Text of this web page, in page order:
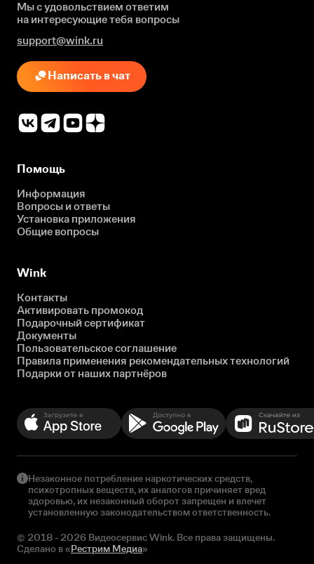
Мы с удовольствием ответим
на интересующиетебя вопросы
support@wink.ru
Написать в чат
Помощь
Информация
Вопросы и ответы
Установка приложения
Общие вопросы
Wink
Контакты
Активировать промокод
Подарочный сертификат
Документы
Пользовательское соглашение
Правила применения рекомендательных технологий
Подарки от наших партнёров
Незаконное потребление наркотических средств,
психотропных веществ, их аналогов причиняет вред
здоровью, их незаконный оборот запрещен и влечет
установленную законодательством ответственность.
© 2018 - 2026 Видеосервис Wink. Все права защищены.
Сделано в «Рестрим Медиа»